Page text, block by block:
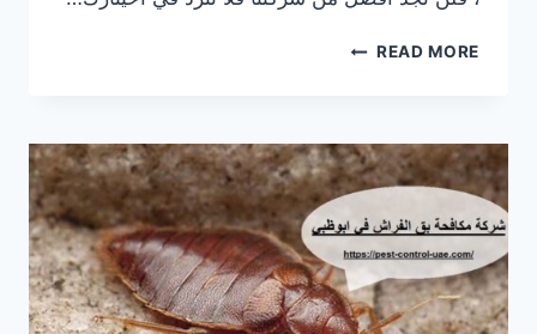
READ MOREشركة
ابوظبي
|0569609400|
ابادة
فورية